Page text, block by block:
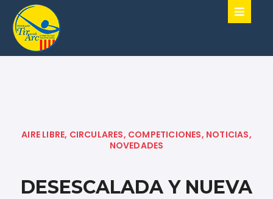
AIRE LIBRE, CIRCULARES, COMPETICIONES, NOTICIAS,
NOVEDADES
DESESCALADA Y NUEVA